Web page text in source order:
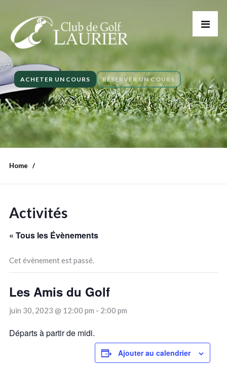
ACHETER UN COURS RÉSERVER UN COURS
Home
Activités
« Tous les Évènements
Cet évènement est passé.
Les Amis du Golf
juin 30, 2023 @ 12:00 pm - 2:00 pm
Départs à partir de midi.
Ajouter au calendrier